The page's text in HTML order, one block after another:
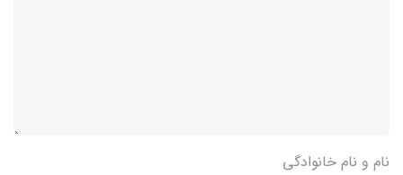
نام و نام خانوادگی